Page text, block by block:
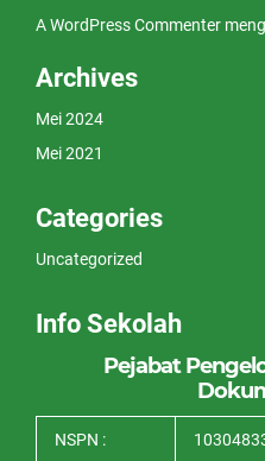
A WordPress Commenter
Archives
Mei 2024
Mei 2021
Categories
Uncategorized
Info Sekolah
Pejabat
NSPN :